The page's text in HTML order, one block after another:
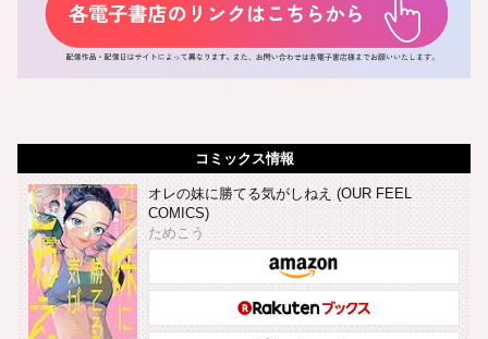
コミックス情報
オレの妹に勝てる気がしねえ (OUR FEEL
COMICS)
ためこう